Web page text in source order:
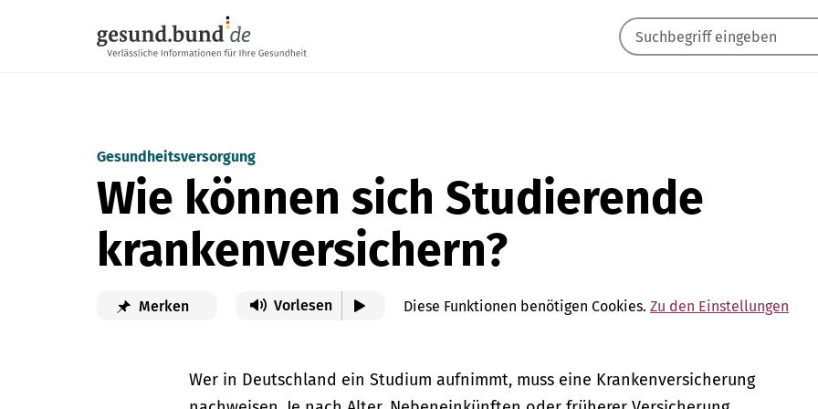
Gesundheitsversorgung
Wie können sich Studierende
krankenversichern?
Merken Vorlesen Diese Funktionen benötigen Cookies.Zu den Einstellungen
Wer in Deutschland ein Studium aufnimmt, muss eine Krankenversicherung